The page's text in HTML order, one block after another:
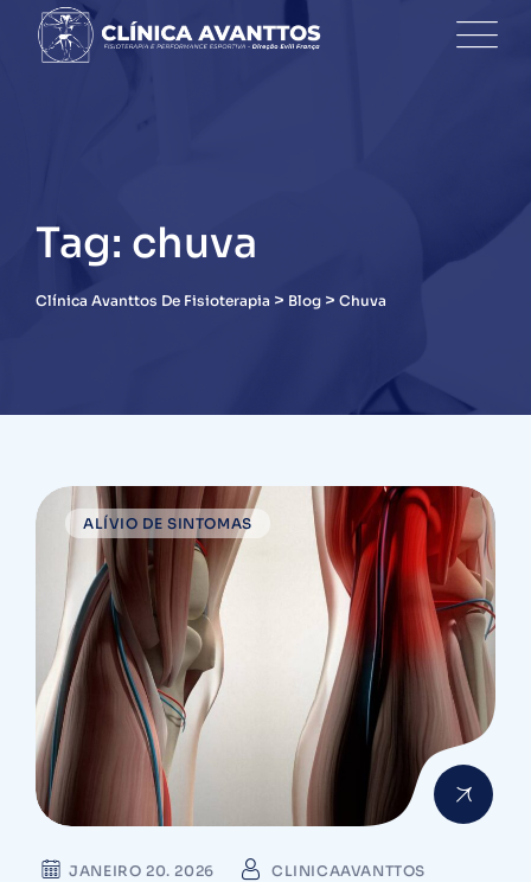
content
Tag: chuva
Clínica Avanttos De Fisioterapia > Blog > Chuva
ALÍVIO DE SINTOMAS
JANEIRO 20. 2026 CLINICAAVANTTOS